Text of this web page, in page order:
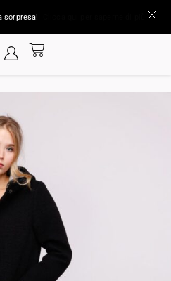
sorpresa!